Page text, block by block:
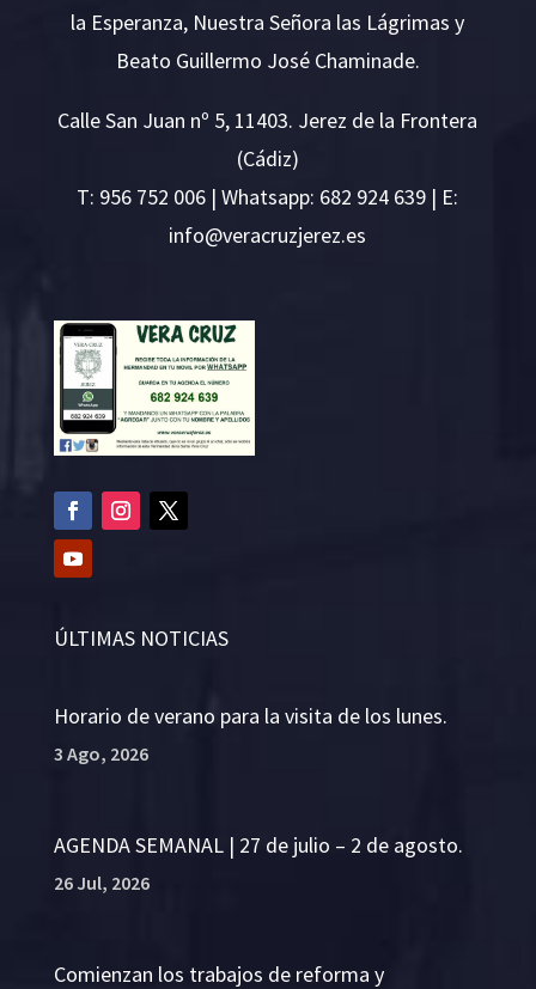
la Esperanza, Nuestra Señora las Lágrimas y
Beato Guillermo José Chaminade.
Calle San Juan nº 5, 11403. Jerez de la Frontera
(Cádiz)
T: 956 752 006 | Whatsapp: 682 924 639 | E:
se.ze
rejzu
rcare
v@ofn
i
ÚLTIMAS NOTICIAS
Horario de verano para la visita de los lunes.
3 Ago, 2026
AGENDA SEMANAL | 27 de julio – 2 de agosto.
26 Jul, 2026
Comienzan los trabajos de reforma y